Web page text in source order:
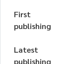
First
publishing
Latest
publishing